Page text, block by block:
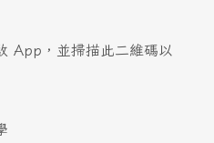
App，並掃描此二維碼以